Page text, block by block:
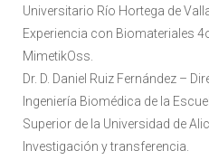
Universitario Río Hortega de
Experiencia con Biomateriales
MimetikOss.
Dr. D. Daniel Ruiz Fernández –
Ingeniería Biomédica de la
Superior de la Universidad de
Investigación y transferencia.